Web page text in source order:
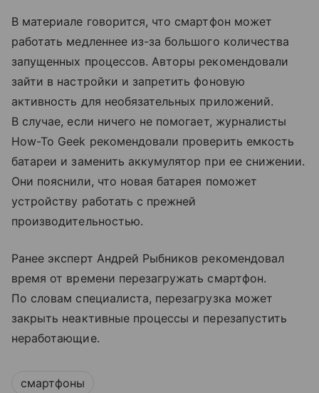
В материале говорится, что смартфон может
работать медленнее из-за большого количества
запущенных процессов. Авторы рекомендовали
зайти в настройки и запретить фоновую
активность для необязательных приложений.
В случае, если ничего не помогает, журналисты
How-To Geek рекомендовали проверить емкость
батареи и заменить аккумулятор при ее снижении.
Они пояснили, что новая батарея поможет
устройству работать с прежней
производительностью.
Ранее эксперт Андрей Рыбников рекомендовал
время от времени перезагружать смартфон.
По словам специалиста, перезагрузка может
закрыть неактивные процессы и перезапустить
неработающие.
смартфоны